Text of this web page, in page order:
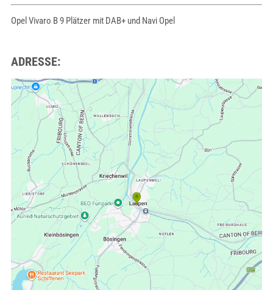
Opel Vivaro B 9 Plätzer mit DAB+ und Navi Opel
ADRESSE: